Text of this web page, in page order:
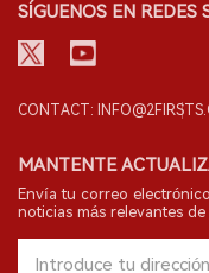
SÍGUENOS EN REDES
CONTACT:
MANTENTE
Envía tu correo
noticias más relevantes